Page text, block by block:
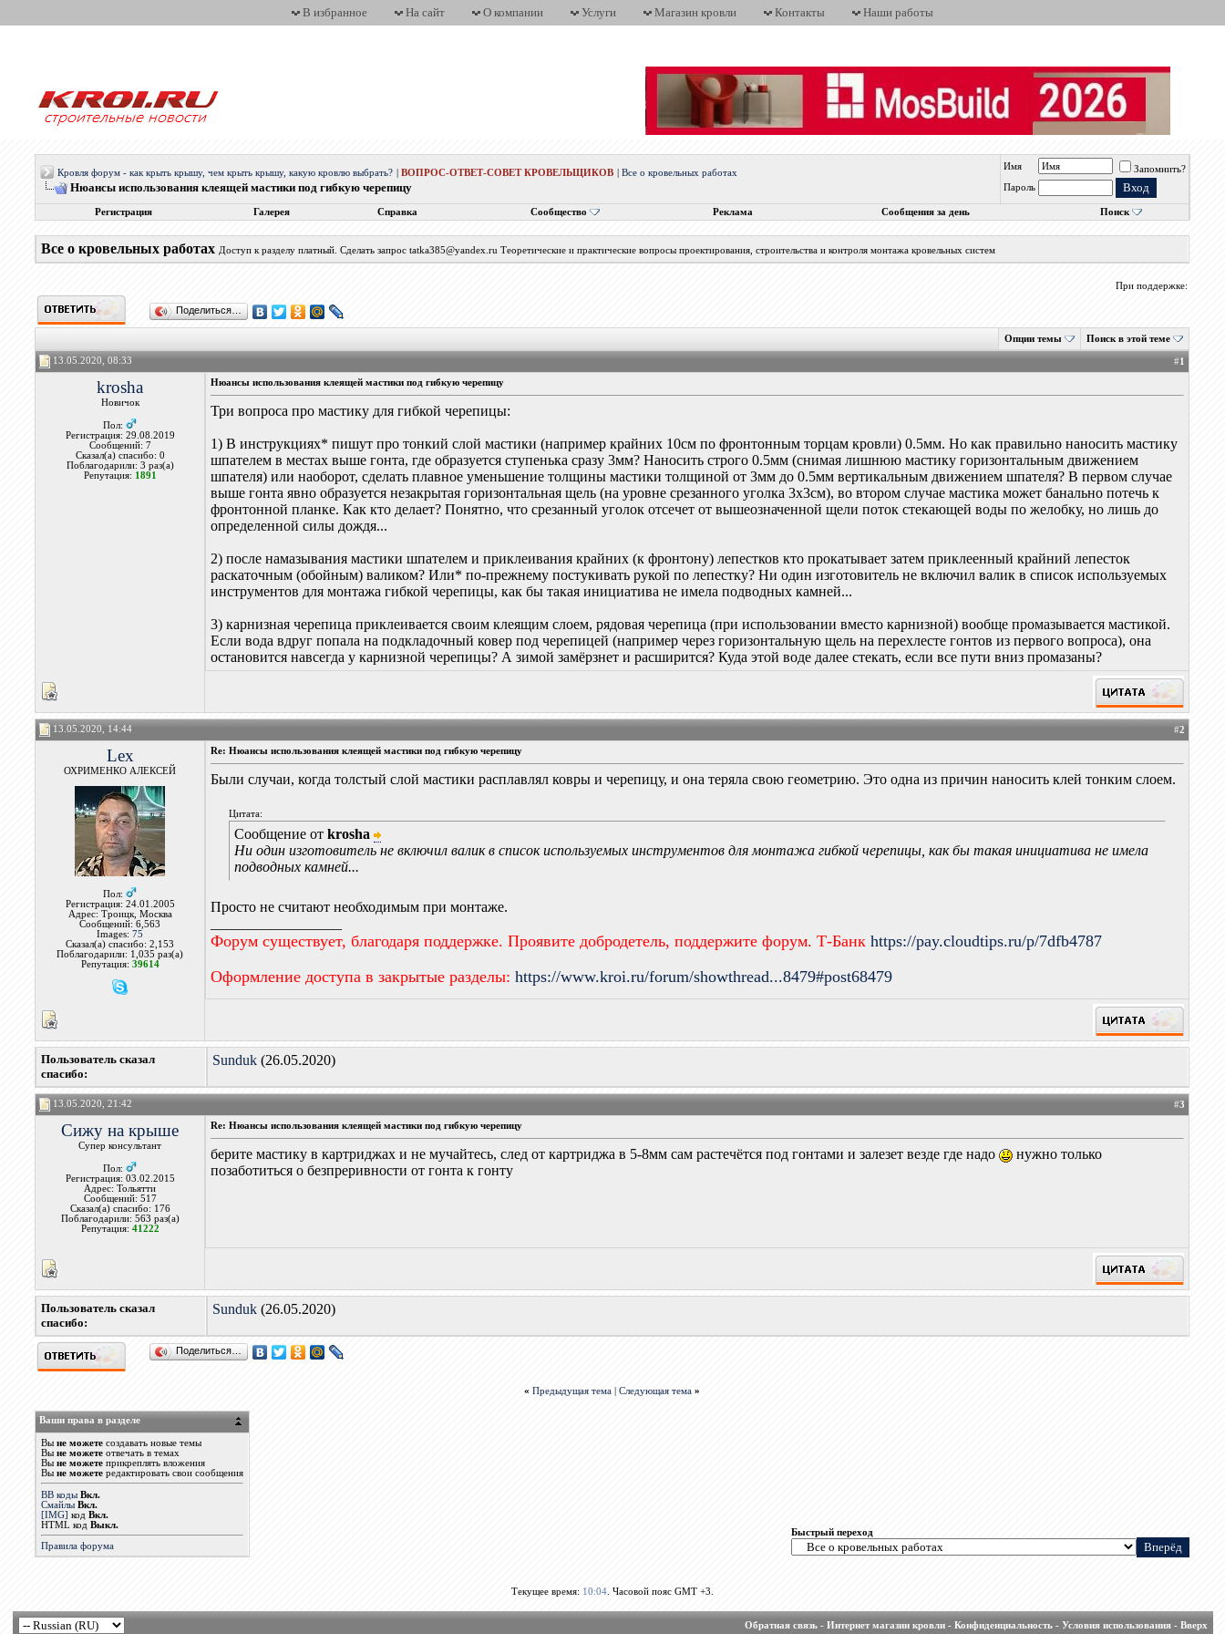
В избранное На сайт О компании Услуги Магазин кровли Контакты Наши работы
Кровля форум - как крыть крышу, чем крыть крышу, какую кровлю выбрать? |ВОПРОС-ОТВЕТ-СОВЕТ КРОВЕЛЬЩИКОВ |Все о кровельных работах
Нюансы использования клеящей мастики под гибкую черепицу
Имя
Запомнить?
Пароль
Регистрация Галерея Справка Сообщество Реклама Сообщения за день Поиск
Все о кровельных работах Доступ к разделу платный. Сделать запрос tatka385@yandex.ru Теоретические и практические вопросы проектирования, строительства и контроля монтажа кровельных систем
При поддержке:
Поделиться…
Опции темы Поиск в этой теме
13.05.2020, 08:33 #1
krosha
Новичок
Пол:
Регистрация: 29.08.2019
Сообщений: 7
Сказал(а) спасибо: 0
Поблагодарили: 3 раз(а)
Репутация: 1891
Нюансы использования клеящей мастики под гибкую черепицу
Три вопроса про мастику для гибкой черепицы:
1) В инструкциях* пишут про тонкий слой мастики (например крайних 10см по фронтонным торцам кровли) 0.5мм. Но как правильно наносить мастику
шпателем в местах выше гонта, где образуется ступенька сразу 3мм? Наносить строго 0.5мм (снимая лишнюю мастику горизонтальным движением
шпателя) или наоборот, сделать плавное уменьшение толщины мастики толщиной от 3мм до 0.5мм вертикальным движением шпателя? В первом случае
выше гонта явно образуется незакрытая горизонтальная щель (на уровне срезанного уголка 3х3см), во втором случае мастика может банально потечь к
фронтонной планке. Как кто делает? Понятно, что срезанный уголок отсечет от вышеозначенной щели поток стекающей воды по желобку, но лишь до
определенной силы дождя...
2) после намазывания мастики шпателем и приклеивания крайних (к фронтону) лепестков кто прокатывает затем приклеенный крайний лепесток
раскаточным (обойным) валиком? Или* по-прежнему постукивать рукой по лепестку? Ни один изготовитель не включил валик в список используемых
инструментов для монтажа гибкой черепицы, как бы такая инициатива не имела подводных камней...
3) карнизная черепица приклеивается своим клеящим слоем, рядовая черепица (при использовании вместо карнизной) вообще промазывается мастикой.
Если вода вдруг попала на подкладочный ковер под черепицей (например через горизонтальную щель на перехлесте гонтов из первого вопроса), она
остановится навсегда у карнизной черепицы? А зимой замёрзнет и расширится? Куда этой воде далее стекать, если все пути вниз промазаны?
13.05.2020, 14:44 #2
Lex
ОХРИМЕНКО АЛЕКСЕЙ
Пол:
Регистрация: 24.01.2005
Адрес: Троицк, Москва
Сообщений: 6,563
Images:75
Сказал(а) спасибо: 2,153
Поблагодарили: 1,035 раз(а)
Репутация: 39614
Re: Нюансы использования клеящей мастики под гибкую черепицу
Были случаи, когда толстый слой мастики расплавлял ковры и черепицу, и она теряла свою геометрию. Это одна из причин наносить клей тонким слоем.
Цитата:
Сообщение отkrosha
Ни один изготовитель не включил валик в список используемых инструментов для монтажа гибкой черепицы, как бы такая инициатива не имела
подводных камней...
Просто не считают необходимым при монтаже.
Форум существует, благодаря поддержке. Проявите добродетель, поддержите форум. Т-Банкhttps://pay.cloudtips.ru/p/7dfb4787
Оформление доступа в закрытые разделы:https://www.kroi.ru/forum/showthread...8479#post68479
Пользователь сказал
cпасибо:
Sunduk (26.05.2020)
13.05.2020, 21:42 #3
Сижу на крыше
Супер консультант
Пол:
Регистрация: 03.02.2015
Адрес: Тольятти
Сообщений: 517
Сказал(а) спасибо: 176
Поблагодарили: 563 раз(а)
Репутация: 41222
Re: Нюансы использования клеящей мастики под гибкую черепицу
берите мастику в картриджах и не мучайтесь, след от картриджа в 5-8мм сам растечётся под гонтами и залезет везде где надо
нужно только
позаботиться о безпреривности от гонта к гонту
Пользователь сказал
cпасибо:
Sunduk (26.05.2020)
Поделиться…
« Предыдущая тема |Следующая тема »
Ваши права в разделе
Выне можете создавать новые темы
Выне можете отвечать в темах
Выне можете прикреплять вложения
Выне можете редактировать свои сообщения
BB коды Вкл.
Смайлы Вкл.
[IMG] кодВкл.
HTML кодВыкл.
Правила форума
Быстрый переход
Текущее время: 10:04. Часовой пояс GMT +3.
Обратная связь- Интернет магазин кровли- Конфиденциальность- Условия использования- Вверх